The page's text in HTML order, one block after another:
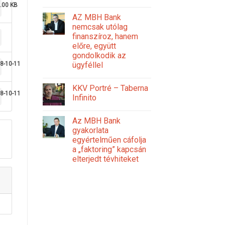
KB
10-11
10-11
AZ MBH Bank
nemcsak utólag
finanszíroz, hanem
előre, együtt
gondolkodik az
ügyféllel
KKV Portré – Taberna
Infinito
Az MBH Bank
gyakorlata
egyértelműen cáfolja
a „faktoring” kapcsán
elterjedt tévhiteket